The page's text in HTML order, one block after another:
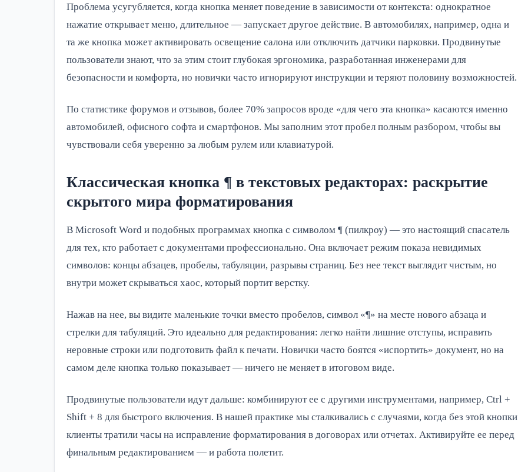
Проблема усугубляется, когда кнопка меняет поведение в зависимости от контекста: однократное
нажатие открывает меню, длительное — запускает другое действие. В автомобилях, например, одна и
та же кнопка может активировать освещение салона или отключить датчики парковки. Продвинутые
пользователи знают, что за этим стоит глубокая эргономика, разработанная инженерами для
безопасности и комфорта, но новички часто игнорируют инструкции и теряют половину возможностей.
По статистике форумов и отзывов, более 70% запросов вроде «для чего эта кнопка» касаются именно
автомобилей, офисного софта и смартфонов. Мы заполним этот пробел полным разбором, чтобы вы
чувствовали себя уверенно за любым рулем или клавиатурой.
Классическая кнопка ¶ в текстовых редакторах: раскрытие
скрытого мира форматирования
В Microsoft Word и подобных программах кнопка с символом ¶ (пилкроу) — это настоящий спасатель
для тех, кто работает с документами профессионально. Она включает режим показа невидимых
символов: концы абзацев, пробелы, табуляции, разрывы страниц. Без нее текст выглядит чистым, но
внутри может скрываться хаос, который портит верстку.
Нажав на нее, вы видите маленькие точки вместо пробелов, символ «¶» на месте нового абзаца и
стрелки для табуляций. Это идеально для редактирования: легко найти лишние отступы, исправить
неровные строки или подготовить файл к печати. Новички часто боятся «испортить» документ, но на
самом деле кнопка только показывает — ничего не меняет в итоговом виде.
Продвинутые пользователи идут дальше: комбинируют ее с другими инструментами, например, Ctrl +
Shift + 8 для быстрого включения. В нашей практике мы сталкивались с случаями, когда без этой кнопки
клиенты тратили часы на исправление форматирования в договорах или отчетах. Активируйте ее перед
финальным редактированием — и работа полетит.